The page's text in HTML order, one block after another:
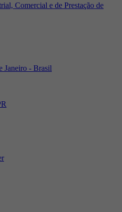
Comercial e de Prestação de
Janeiro - Brasil